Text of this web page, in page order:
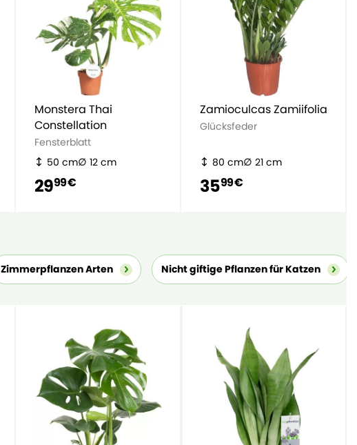
Monstera Thai
Constellation
Fensterblatt
50 cm
12 cm
2999 €
Zamioculcas Zamiifolia
Glücksfeder
80 cm 21 cm
3599 €
Zimmerpflanzen Arten Nicht giftige Pflanzen für Katzen